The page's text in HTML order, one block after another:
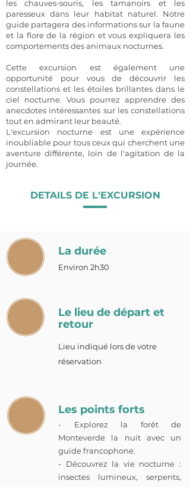
les chauves-souris, les tamanoirs et les
paresseux dans leur habitat naturel. Notre
guide partagera des informations sur la faune
et la flore de la région et vous expliquera les
comportements des animaux nocturnes.
Cette excursion est également une
opportunité pour vous de découvrir les
constellations et les étoiles brillantes dans le
ciel nocturne. Vous pourrez apprendre des
anecdotes intéressantes sur les constellations
tout en admirant leur beauté.
L'excursion nocturne est une expérience
inoubliable pour tous ceux qui cherchent une
aventure différente, loin de l'agitation de la
journée.
DETAILS DE L'EXCURSION
La durée
Environ 2h30
Le lieu de départ et
retour
Lieu indiqué lors de votre
réservation
Les points forts
- Explorez la forêt de
Monteverde la nuit avec un
guide francophone.
- Découvrez la vie nocturne :
insectes lumineux, serpents,